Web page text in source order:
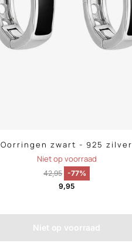
Oorringen zwart - 925 zilver
Niet op voorraad
42,95 -77%
9,95
Niet op voorraad